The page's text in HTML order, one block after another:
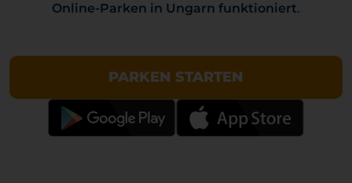
Online-Parken in Ungarn funktioniert.
PARKEN STARTEN